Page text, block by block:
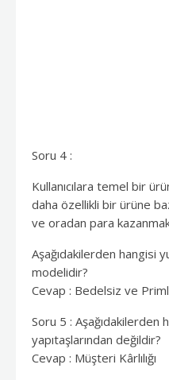
Soru 4 :
Kullanıcılara temel bir
daha özellikli bir ürüne
ve oradan para
Aşağıdakilerden hangisi
modelidir?
Cevap : Bedelsiz ve
Soru 5 : Aşağıdakilerden
yapıtaşlarından değildir?
Cevap : Müşteri Kârlılığı